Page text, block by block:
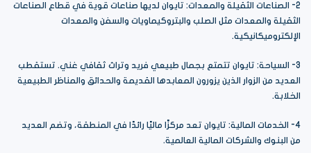
2- الصناعات الثقيلة والمعدات: تايوان لديها صناعات قوية في قطاع الصناعات
الثقيلة والمعدات مثل الصلب والبتروكيماويات والسفن والمعدات
الإلكتروميكانيكية.
3- السياحة: تايوان تتمتع بجمال طبيعي فريد وتراث ثقافي غني. تستقطب
العديد من الزوار الذين يزورون المعابدها القديمة والحدائق والمناظر الطبيعية
الخلابة.
4- الخدمات المالية: تايوان تعد مركزًا ماليًا رائدًا في المنطقة، وتضم العديد
من البنوك والشركات المالية العالمية.